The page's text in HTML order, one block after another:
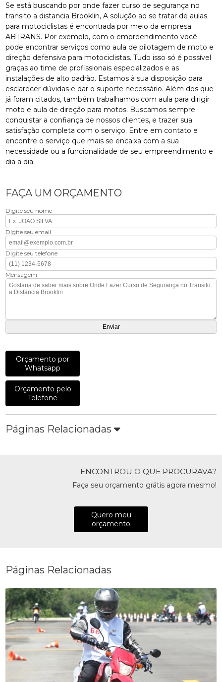
Se está buscando por onde fazer curso de segurança no
transito a distancia Brooklin, A solução ao se tratar de aulas
para motociclistas é encontrada por meio da empresa
ABTRANS. Por exemplo, com o empreendimento você
pode encontrar serviços como aula de pilotagem de moto e
direção defensiva para motociclistas. Tudo isso só é possível
graças ao time de profissionais especializados e as
instalações de alto padrão. Estamos à sua disposição para
esclarecer dúvidas e dar o suporte necessário. Além dos que
já foram citados, também trabalhamos com aula para dirigir
moto e aula de direção para motos. Buscamos sempre
conquistar a confiança de nossos clientes, e trazer sua
satisfação completa com o serviço. Entre em contato e
encontre o serviço que mais se encaixa com a sua
necessidade ou a funcionalidade de seu empreendimento e
dia a dia.
FAÇA UM ORÇAMENTO
Digite seu nome
Digite seu email
Digite seu telefone
Mensagem
Orçamento por
Whatsapp
Orçamento pelo
Telefone
Páginas Relacionadas
ENCONTROU O QUE PROCURAVA?
Faça seu orçamento grátis agora mesmo!
Quero meu
orçamento
Páginas Relacionadas